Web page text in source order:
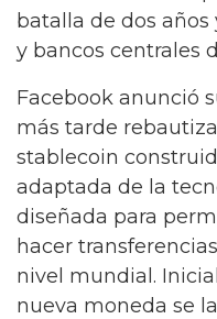
batalla de dos
y bancos centrales
Facebook anunció
más tarde
stablecoin
adaptada de la
diseñada para
hacer
nivel mundial.
nueva moneda se